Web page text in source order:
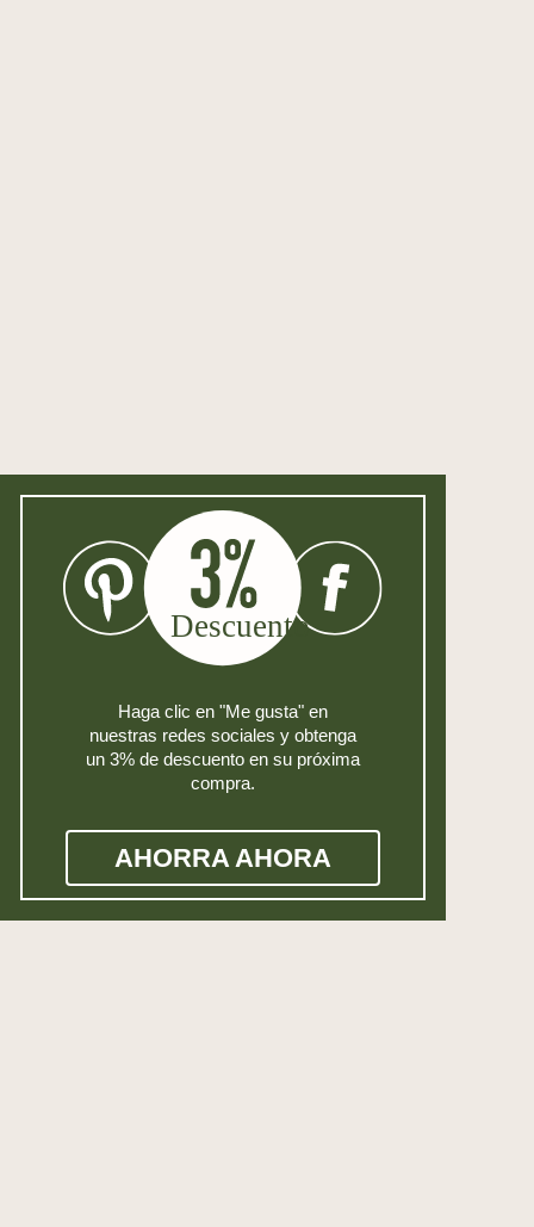
Haga clic en "Me gusta" en
nuestras redes sociales y obtenga
un 3% de descuento en su próxima
compra.
AHORRA AHORA